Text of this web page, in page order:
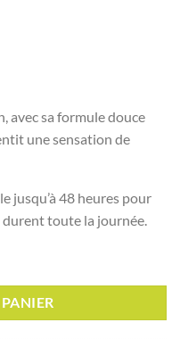
:
avec sa formule douce
une sensation de
jusqu’à 48 heures pour
toute la journée.